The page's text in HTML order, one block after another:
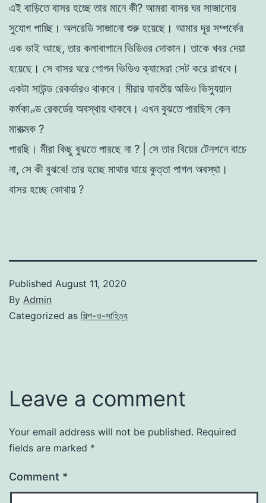
এই বাড়িতেবাসর হচ্ছেতার মানেকী? আমরা বাসর ঘর সাজানাের
সুযােগ পাচ্ছি। অলরেডিসাজানাে শুরুহয়েছে । আমারদূর সম্পর্কের
এক ভাই আছে,তার কলাবাগানেভিডিওর দোকান।তাকে খবর দেয়া
হয়েছে । সে বাসর ঘরে গােপনভিডিওক্যামেরা সেট করে রাখবে ।
একটা সাউন্ডরেকর্ডারও থাকবে । মীরার যাবতীয়অডিও ভিস্যুয়াল
কর্মকাণ্ডরেকর্ডের অবস্থায়থাকবে । এখনবুঝতেপারছিস কেন
মারাত্মক ?
পারছি । মীরা কিছু বুঝতেপারছে না ? | সেতার বিয়ের টেনশনে বাচে
না, সে কীবুঝবে!তার হচ্ছেমাথার ঘায়েকুত্তা পাগল অবস্থা ।
বাসর হচ্ছেকোথায়?
Published August 11, 2020
By Admin
Categorized as শিল্প-ও-সাহিত্য
Leave a comment
Your email address will not be published. Required
fields are marked *
Comment *